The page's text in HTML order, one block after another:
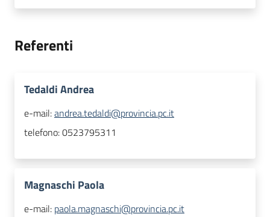
Referenti
Tedaldi Andrea
e-mail:andrea.tedaldi@provincia.pc.it
telefono:0523795311
Magnaschi Paola
e-mail: paola.magnaschi@provincia.pc.it